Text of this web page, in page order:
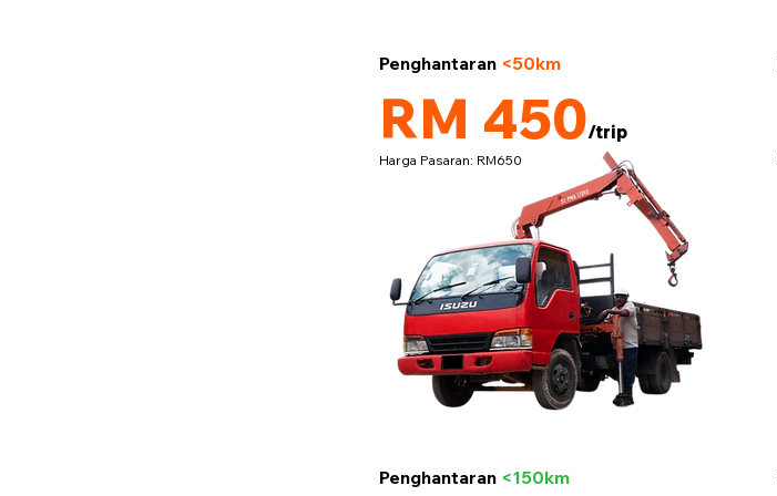
RM 450/trip
Penghantaran <50km
Harga Pasaran: RM650
Penghantaran <150km